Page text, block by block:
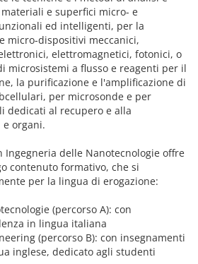
e superfici micro- e
ed intelligenti, per la
micro-dispositivi meccanici,
elettromagnetici, fotonici, o
microsistemi a flusso e reagenti per il
la purificazione e l'amplificazione di
per microsonde e per
dedicati al recupero e alla
organi.
Ingegneria delle Nanotecnologie offre
contenuto formativo, che si
per la lingua di erogazione:
(percorso A): con
in lingua italiana
(percorso B): con insegnamenti
inglese, dedicato agli studenti